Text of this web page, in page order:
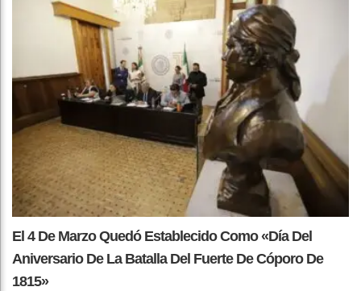
El 4 De Marzo Quedó Establecido Como «Día Del
Aniversario De La Batalla Del Fuerte De Cóporo De
1815»